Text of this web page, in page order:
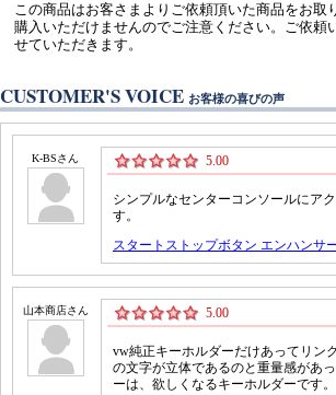
この商品はお客さまよりご依頼頂いた商品をお
購入いただけませんのでご注意ください。ご依
せていただきます。
CUSTOMER'S VOICE お客様の喜びの声